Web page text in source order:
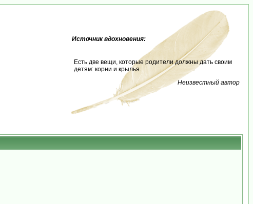
Источник вдохновения:
Есть две вещи, которые родители должны дать своим
детям: корни и крылья.
Неизвестный автор